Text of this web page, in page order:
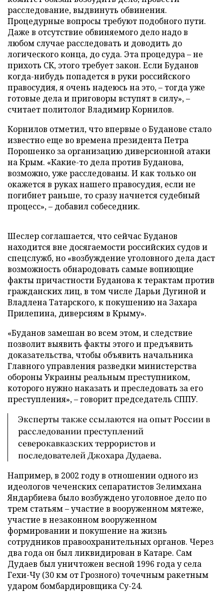
расследование, выдвинуть обвинения.
Процедурные вопросы требуют подобного пути.
Даже в отсутствие обвиняемого дело надо в
любом случае расследовать и доводить до
логического конца, до суда. Эта процедура – не
прихоть СК, этого требует закон. Если Буданов
когда-нибудь попадется в руки российского
правосудия, я очень надеюсь на это, – тогда уже
готовые дела и приговоры вступят в силу», –
считает политолог Владимир Корнилов.
Корнилов отметил, что впервые о Буданове стало
известно еще во времена президента Петра
Порошенко за организацию диверсионной атаки
на Крым. «Какие-то дела против Буданова,
возможно, уже расследованы. И как только он
окажется в руках нашего правосудия, если не
погибнет раньше, то сразу начнется судебный
процесс», – добавил собеседник.
Шеслер соглашается, что сейчас Буданов
находится вне досягаемости российских судов и
спецслужб, но «возбуждение уголовного дела даст
возможность обнародовать самые вопиющие
факты причастности Буданова к терактам против
гражданских лиц, в том числе Дарьи Дугиной и
Владлена Татарского, к покушению на Захара
Прилепина, диверсиям в Крыму».
«Буданов замешан во всем этом, и следствие
позволит выявить факты этого и предъявить
доказательства, чтобы объявить начальника
Главного управления разведки министерства
обороны Украины реальным преступником,
которого нужно наказать и преследовать за его
преступления», – говорит председатель СППУ.
Эксперты также ссылаются на опыт России в
расследовании преступлений
северокавказских террористов и
последователей Джохара Дудаева.
Например, в 2002 году в отношении одного из
идеологов чеченских сепаратистов Зелимхана
Яндарбиева было возбуждено уголовное дело по
трем статьям – участие в вооруженном мятеже,
участие в незаконном вооруженном
формировании и покушение на жизнь
сотрудников правоохранительных органов. Через
два года он был ликвидирован в Катаре. Сам
Дудаев был уничтожен весной 1996 года у села
Гехи-Чу (30 км от Грозного) точечным ракетным
ударом бомбардировщика Су-24.